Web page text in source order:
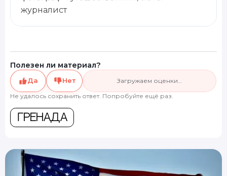
журналист
Полезен ли материал?
Да Нет
Загружаем оценки…
Не удалось сохранить ответ. Попробуйте ещё раз.
Гренада